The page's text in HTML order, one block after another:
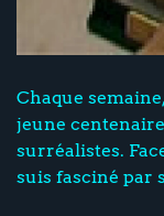
Chaque
jeune
surréalistes.
suis fasciné par